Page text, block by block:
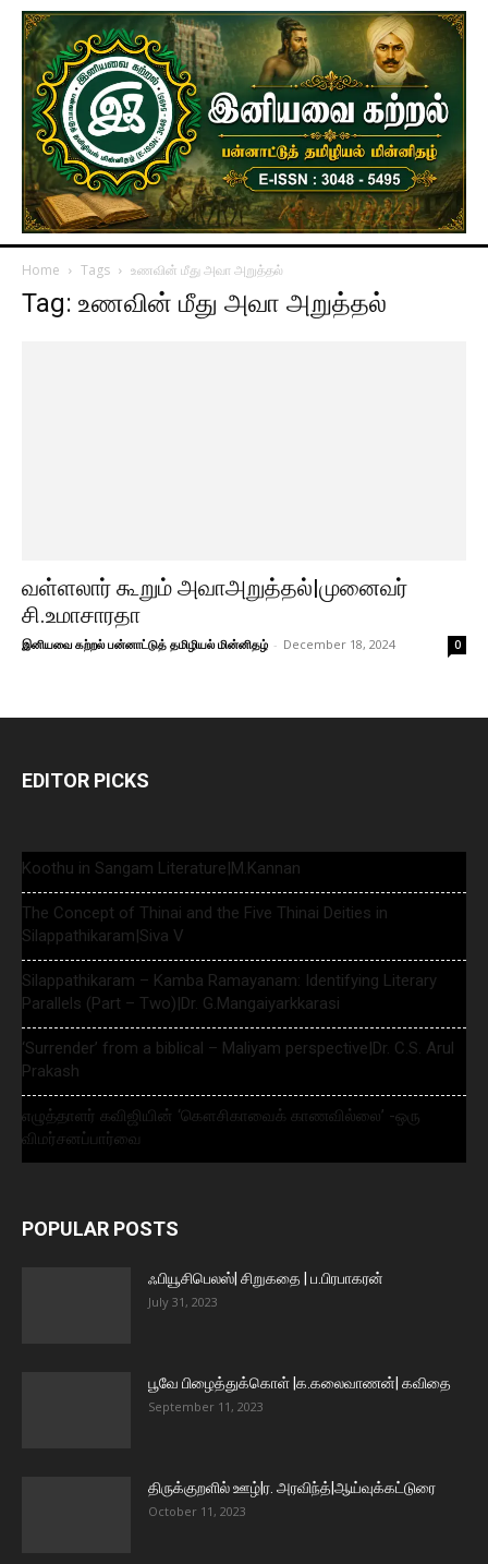
Home Tags உணவின் மீது அவா அறுத்தல்
Tag: உணவின் மீது அவா அறுத்தல்
வள்ளலார் கூறும் அவாஅறுத்தல்|முனைவர்
சி.உமாசாரதா
இனியவை கற்றல் பன்னாட்டுத் தமிழியல் மின்னிதழ் - December 18, 2024 0
EDITOR PICKS
Koothu in Sangam Literature|M.Kannan
The Concept of Thinai and the Five Thinai Deities in
Silappathikaram|Siva V
Silappathikaram – Kamba Ramayanam: Identifying Literary
Parallels (Part – Two)|Dr. G.Mangaiyarkkarasi
‘Surrender’ from a biblical – Maliyam perspective|Dr. C.S. Arul
Prakash
எழுத்தாளர் கவிஜியின் ‘கௌசிகாவைக் காணவில்லை’ -ஒரு
விமர்சனப்பார்வை
POPULAR POSTS
ஃபியூசிபெலஸ்| சிறுகதை | ப.பிரபாகரன்
July 31, 2023
பூவே பிழைத்துக்கொள் |க.கலைவாணன்| கவிதை
September 11, 2023
திருக்குறளில் ஊழ்|ர. அரவிந்த்|ஆய்வுக்கட்டுரை
October 11, 2023